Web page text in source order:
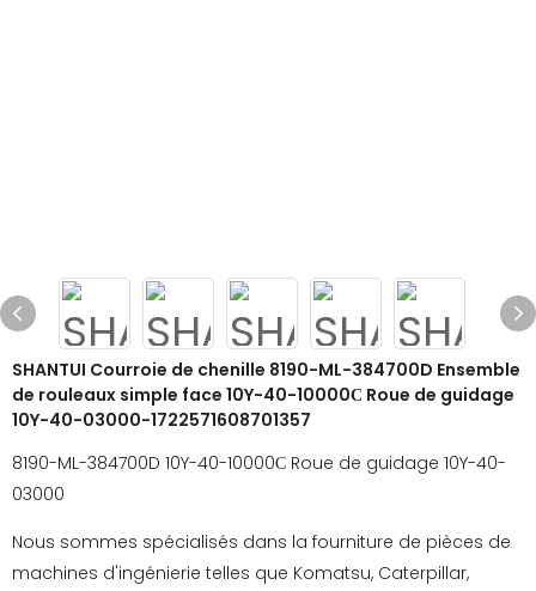
SHANTUI Courroie de chenille 8190-ML-384700D Ensemble
de rouleaux simple face 10Y-40-10000С Roue de guidage
10Y-40-03000-1722571608701357
8190-ML-384700D 10Y-40-10000С Roue de guidage 10Y-40-
03000
Nous sommes spécialisés dans la fourniture de pièces de
machines d'ingénierie telles que Komatsu, Caterpillar,